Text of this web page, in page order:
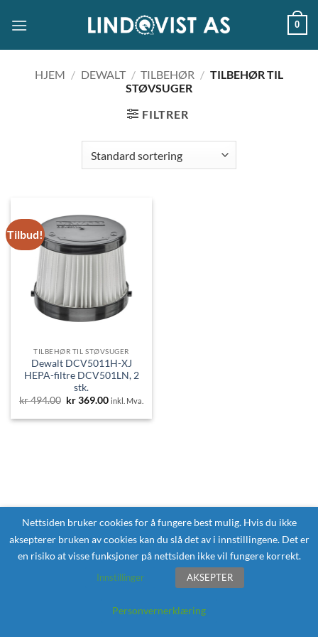
0
HJEM / DEWALT / TILBEHØR / TILBEHØR TIL
STØVSUGER
FILTRER
Tilbud!
TILBEHØR TIL STØVSUGER
Dewalt DCV5011H-XJ
HEPA-filtre DCV501LN, 2
stk.
kr494.00 Opprinnelig
var:
kr369.00Nåværende
er:
inkl. Mva.
Nettsiden bruker cookies for å fungere best mulig. Hvis du ikke
aksepterer bruken av cookies kan du slå det av i innstillingene. Det er
en risiko at visse funksjoner på nettsiden ikke vil fungere korrekt.
Innstillinger AKSEPTER
Personvernerklæring